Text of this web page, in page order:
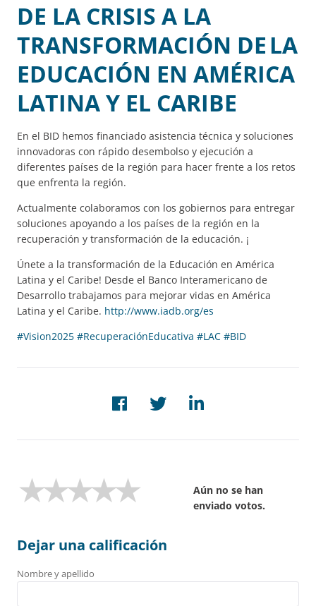
DE LA CRISIS A LA
TRANSFORMACIÓN DE LA
EDUCACIÓN EN AMÉRICA
LATINA Y EL CARIBE
En el BID hemos financiado asistencia técnica y soluciones
innovadoras con rápido desembolso y ejecución a
diferentes países de la región para hacer frente a los retos
que enfrenta la región.
Actualmente colaboramos con los gobiernos para entregar
soluciones apoyando a los países de la región en la
recuperación y transformación de la educación. ¡
Únete a la transformación de la Educación en América
Latina y el Caribe! Desde el Banco Interamericano de
Desarrollo trabajamos para mejorar vidas en América
Latina y el Caribe. http://www.iadb.org/es
#Vision2025 #RecuperaciónEducativa #LAC #BID
Aún no se han
enviado votos.
Dejar una calificación
Nombre y apellido